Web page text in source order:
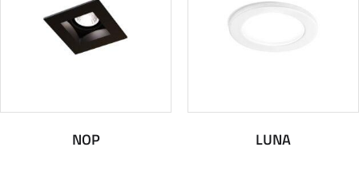
NOP LUNA